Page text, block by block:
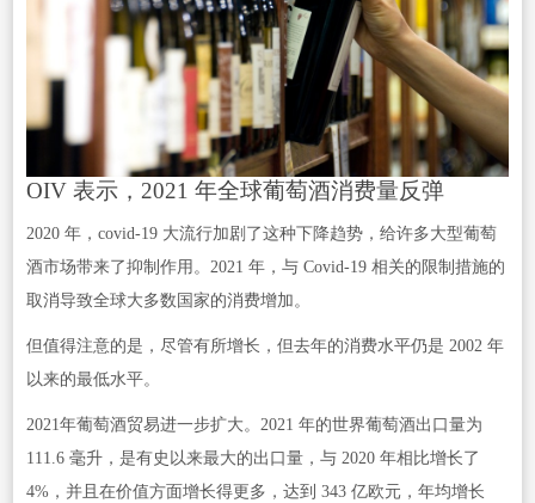
OIV 表示，2021 年全球葡萄酒消费量反弹
2020 年，covid-19 大流行加剧了这种下降趋势，给许多大型葡萄
酒市场带来了抑制作用。2021 年，与 Covid-19 相关的限制措施的
取消导致全球大多数国家的消费增加。
但值得注意的是，尽管有所增长，但去年的消费水平仍是 2002 年
以来的最低水平。
2021年葡萄酒贸易进一步扩大。2021 年的世界葡萄酒出口量为
111.6 毫升，是有史以来最大的出口量，与 2020 年相比增长了
4%，并且在价值方面增长得更多，达到 343 亿欧元，年均增长